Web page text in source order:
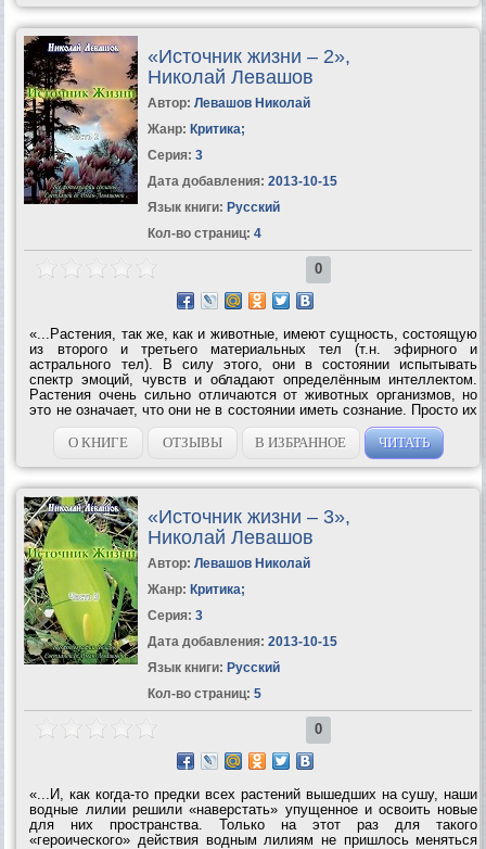
«Источник жизни – 2»,
Николай Левашов
Автор: Левашов Николай
Жанр: Критика;
Серия: 3
Дата добавления: 2013-10-15
Язык книги: Русский
Кол-во страниц: 4
0
«...Растения, так же, как и животные, имеют сущность, состоящую
из второго и третьего материальных тел (т.н. эфирного и
астрального тел). В силу этого, они в состоянии испытывать
спектр эмоций, чувств и обладают определённым интеллектом.
Растения очень сильно отличаются от животных организмов, но
это не означает, что они не в состоянии иметь сознание. Просто их
«нервная система» совершенно не такая, как у животных
организмов. Но, тем не...
О КНИГЕ ОТЗЫВЫ В ИЗБРАННОЕ ЧИТАТЬ
«Источник жизни – 3»,
Николай Левашов
Автор: Левашов Николай
Жанр: Критика;
Серия: 3
Дата добавления: 2013-10-15
Язык книги: Русский
Кол-во страниц: 5
0
«...И, как когда-то предки всех растений вышедших на сушу, наши
водные лилии решили «наверстать» упущенное и освоить новые
для них пространства. Только на этот раз для такого
«героического» действия водным лилиям не пришлось меняться